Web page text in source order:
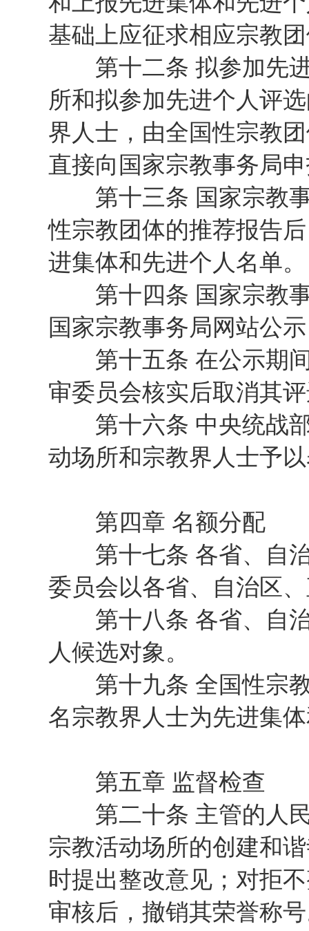
基础上应征求相应宗教
第十二条 拟参加先进
所和拟参加先进个人评
界人士，由全国性宗教
直接向国家宗教事务局
第十三条 国家宗教事
性宗教团体的推荐报告
进集体和先进个人名单。
第十四条 国家宗教事
国家宗教事务局网站公
第十五条 在公示期间
审委员会核实后取消其
第十六条 中央统战部
动场所和宗教界人士予
第四章 名额分配
第十七条 各省、自治
委员会以各省、自治区
第十八条 各省、自治
人候选对象。
第十九条 全国性宗教
名宗教界人士为先进集
第五章 监督检查
第二十条 主管的人民
宗教活动场所的创建和
时提出整改意见；对拒
审核后，撤销其荣誉称